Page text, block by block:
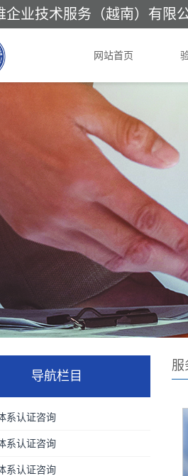
企业技术服务（越南）有限
网站首页
服
导航栏目
系认证咨询
系认证咨询
系认证咨询